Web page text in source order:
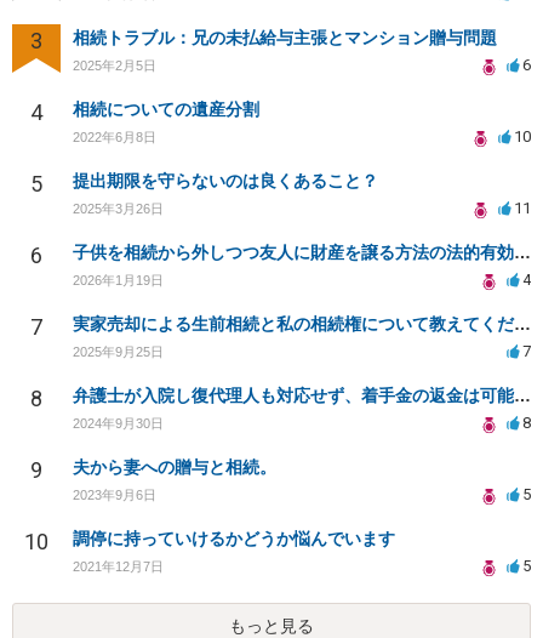
3 相続トラブル：兄の未払給与主張とマンション贈与問題
2025年2月5日 6
4 相続についての遺産分割
2022年6月8日 10
5 提出期限を守らないのは良くあること？
2025年3月26日 11
6 子供を相続から外しつつ友人に財産を譲る方法の法的有効性は？
2026年1月19日 4
7 実家売却による生前相続と私の相続権について教えてください
2025年9月25日 7
8 弁護士が入院し復代理人も対応せず、着手金の返金は可能か？
2024年9月30日 8
9 夫から妻への贈与と相続。
2023年9月6日 5
10 調停に持っていけるかどうか悩んでいます
2021年12月7日 5
もっと見る